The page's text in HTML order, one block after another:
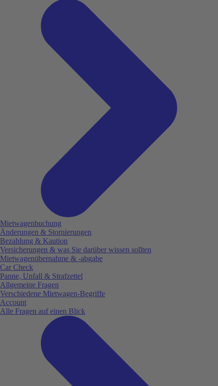
Mietwagenbuchung
Änderungen & Stornierungen
Bezahlung & Kaution
Versicherungen & was Sie darüber wissen sollten
Mietwagenübernahme & -abgabe
Car Check
Panne, Unfall & Strafzettel
Allgemeine Fragen
Verschiedene Mietwagen-Begriffe
Account
Alle Fragen auf einen Blick